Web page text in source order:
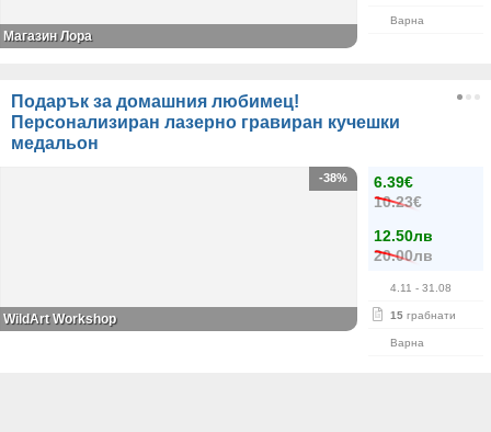
Варна
Магазин Лора
Подарък за домашния любимец!
Персонализиран лазерно гравиран кучешки
медальон
6.39€
10.23€
12.50лв
20.00лв
4.11 - 31.08
15 грабнати
Варна
-38%
WildArt Workshop